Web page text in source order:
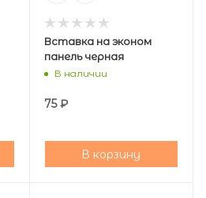
Вставка на эконом
панель черная
В наличии
75₽
В корзину